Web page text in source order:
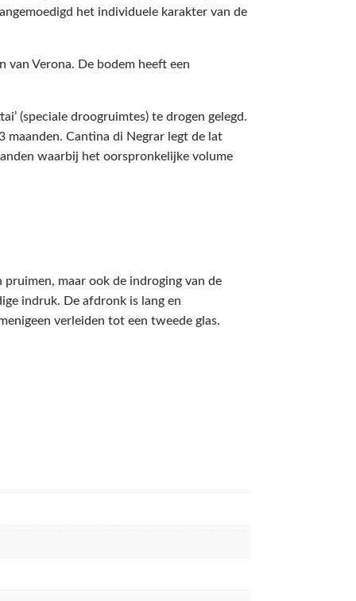
het individuele karakter van de
van Verona. De bodem heeft een
(speciale droogruimtes) te drogen gelegd.
Cantina di Negrar legt de lat
waarbij het oorspronkelijke volume
pruimen, maar ook de indroging van de
indruk. De afdronk is lang en
verleiden tot een tweede glas.